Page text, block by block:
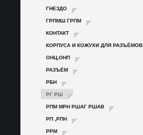
ГНЕЗДО
ГРПМШ ГРПМ
КОНТАКТ
КОРПУСА И КОЖУХИ ДЛЯ РАЗЪЁМОВ
ОНЦ,ОНП
РАЗЪЁМ
РБН
РГ РШ
РПМ МРН РШАГ РШАВ
РП ,РПН
РРМ